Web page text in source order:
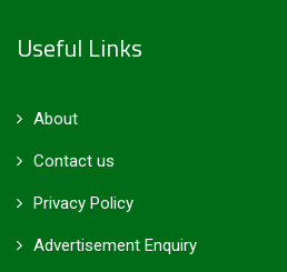
Useful Links
About
Contact us
Privacy Policy
Advertisement Enquiry